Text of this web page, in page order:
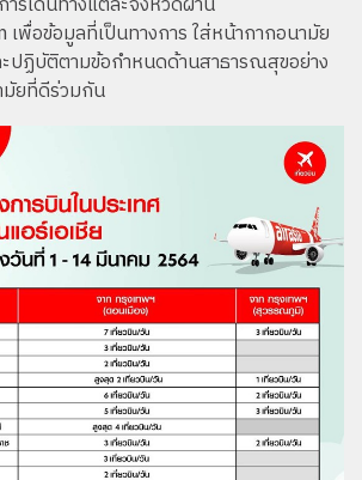
เพื่อข้อมูลที่เป็นทางการ ใส่หน้ากากอนามัย
ะปฏิบัติตามข้อกำหนดด้านสาธารณสุขอย่าง
มัยที่ดีร่วมกัน